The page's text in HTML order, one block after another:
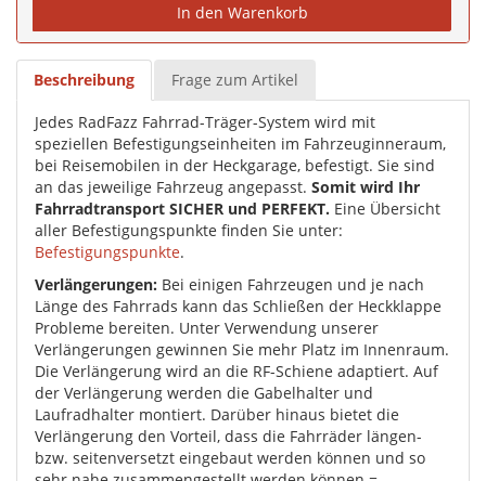
In den Warenkorb
Beschreibung Frage zum Artikel
Jedes RadFazz Fahrrad-Träger-System wird mit
speziellen Befestigungseinheiten im Fahrzeuginneraum,
bei Reisemobilen in der Heckgarage, befestigt. Sie sind
an das jeweilige Fahrzeug angepasst. Somit wird Ihr
Fahrradtransport SICHER und PERFEKT. Eine Übersicht
aller Befestigungspunkte finden Sie unter:
Befestigungspunkte.
Verlängerungen: Bei einigen Fahrzeugen und je nach
Länge des Fahrrads kann das Schließen der Heckklappe
Probleme bereiten. Unter Verwendung unserer
Verlängerungen gewinnen Sie mehr Platz im Innenraum.
Die Verlängerung wird an die RF-Schiene adaptiert. Auf
der Verlängerung werden die Gabelhalter und
Laufradhalter montiert. Darüber hinaus bietet die
Verlängerung den Vorteil, dass die Fahrräder längen-
bzw. seitenversetzt eingebaut werden können und so